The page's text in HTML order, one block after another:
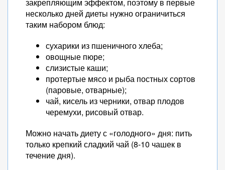
несколько дней диеты нужно ограничиться
таким набором блюд:
сухарики из пшеничного хлеба;
овощные пюре;
слизистые каши;
протертые мясо и рыба постных сортов
(паровые, отварные);
чай, кисель из черники, отвар плодов
черемухи, рисовый отвар.
Можно начать диету с «голодного» дня: пить
только крепкий сладкий чай (8-10 чашек в
течение дня).